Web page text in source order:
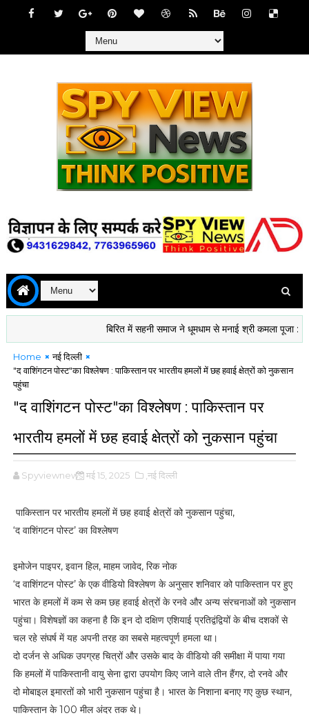
बिरित में सहनी समाज ने धूमधाम से मनाई श्री कमला पूजा :
Home
नई दिल्ली
"द वाशिंगटन पोस्ट"का विश्लेषण : पाकिस्तान पर भारतीय हमलों में छह हवाई क्षेत्रों को नुकसान
पहुंचा
"द वाशिंगटन पोस्ट"का विश्लेषण : पाकिस्तान पर
भारतीय हमलों में छह हवाई क्षेत्रों को नुकसान पहुंचा
Spyviewnews मई 15, 2025 ,नई दिल्ली
पाकिस्तान पर भारतीय हमलों में छह हवाई क्षेत्रों को नुकसान पहुंचा,
‘द वाशिंगटन पोस्ट’ का विश्लेषण
इमोजेन पाइपर, इवान हिल, माहम जावेद, रिक नोक
‘द वाशिंगटन पोस्ट’ के एक वीडियो विश्लेषण के अनुसार शनिवार को पाकिस्तान पर हुए
भारत के हमलों में कम से कम छह हवाई क्षेत्रों के रनवे और अन्‍य संरचनाओं को नुकसान
पहुंचा। विशेषज्ञों का कहना है कि इन दो दक्षिण एशियाई प्रतिद्वंद्वियों के बीच दशकों से
चल रहे संघर्ष में यह अपनी तरह का सबसे महत्वपूर्ण हमला था।
दो दर्जन से अधिक उपग्रह चित्रों और उसके बाद के वीडियो की समीक्षा में पाया गया
कि हमलों में पाकिस्‍तानी वायु सेना द्वारा उपयोग किए जाने वाले तीन हैंगर, दो रनवे और
दो मोबाइल इमारतों को भारी नुकसान पहुंचा है। भारत के निशाना बनाए गए कुछ स्‍थान,
पाकिस्‍तान के 100 मील अंदर तक थे।